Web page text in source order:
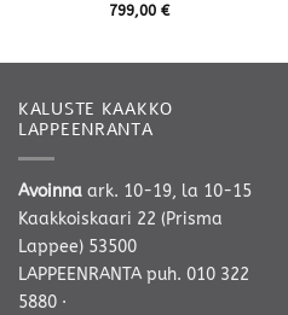
799,00 €
KALUSTE KAAKKO
LAPPEENRANTA
Avoinna ark. 10-19, la 10-15
Kaakkoiskaari 22 (Prisma
Lappee) 53500
LAPPEENRANTA puh. 010 322
5880 ·